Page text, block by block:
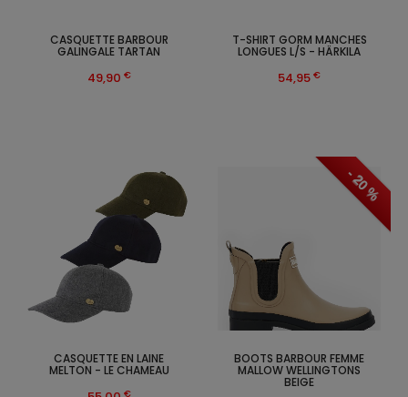
- 20 %
BOOTS BARBOUR FEMME
MALLOW WELLINGTONS
BEIGE
CASQUETTE EN LAINE
MELTON - LE CHAMEAU
€
T-SHIRT GORM MANCHES
LONGUES L/S - HÄRKILA
54,95 €
CASQUETTE BARBOUR
GALINGALE TARTAN
49,90 €